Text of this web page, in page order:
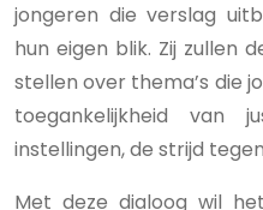
jongeren die verslag
hun eigen blik. Zij zullen
stellen over thema’s die
toegankelijkheid van
instellingen, de strijd tegen
Met deze dialoog wil